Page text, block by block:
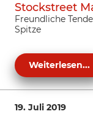
Stockstreet
Freundliche
Spitze
Weiterlesen...
19. Juli 2019